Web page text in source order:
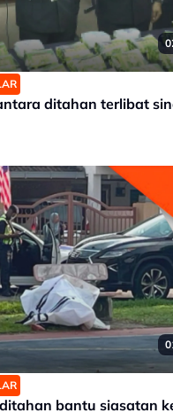
ditahan terlibat
bantu siasatan